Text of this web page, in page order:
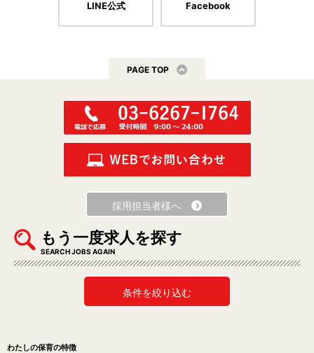
LINE公式 Facebook
PAGE TOP
採用担当者様へ
もう一度求人を探す
SEARCH JOBS AGAIN
条件を絞り込む
わたしの保育の特徴